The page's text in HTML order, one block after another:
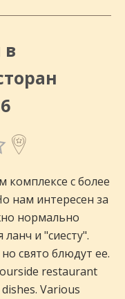
в
комплексе с более
нам интересен за
нормально
и "сиесту".
свято блюдут ее.
restaurant
Various